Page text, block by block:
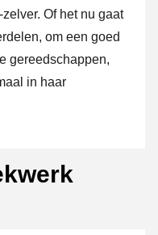
Of het nu gaat
om een goed
gereedschappen,
in haar